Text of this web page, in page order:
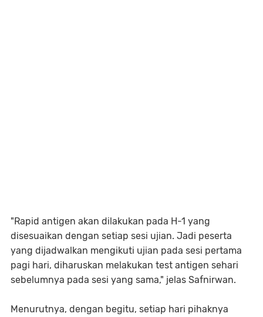
"Rapid antigen akan dilakukan pada H-1 yang
disesuaikan dengan setiap sesi ujian. Jadi peserta
yang dijadwalkan mengikuti ujian pada sesi pertama
pagi hari, diharuskan melakukan test antigen sehari
sebelumnya pada sesi yang sama," jelas Safnirwan.
Menurutnya, dengan begitu, setiap hari pihaknya